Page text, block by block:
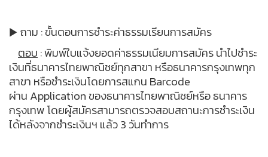
▶ ถาม : ขั้นตอนการชำระค่าธรรมเรียนการสมัคร
ตอบ : พิมพ์ใบแจ้งยอดค่าธรรมเนียมการสมัคร นำไปชำระ
เงินที่ธนาคารไทยพาณิชย์ทุกสาขา หรือธนาคารกรุงเทพทุก
สาขา หรือชำระเงินโดยการสแกน Barcode
ผ่าน Application ของธนาคารไทยพาณิชย์หรือ ธนาคาร
กรุงเทพ โดยผู้สมัครสามารถตรวจสอบสถานะการชำระเงิน
ได้หลังจากชำระเงินฯ แล้ว 3 วันทำการ